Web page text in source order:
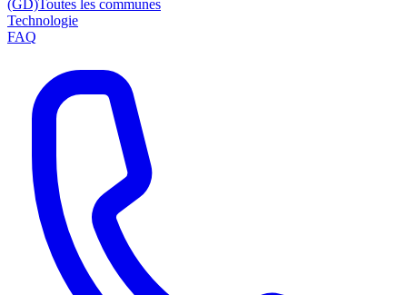
(GD)Toutes les communes
Technologie
FAQ